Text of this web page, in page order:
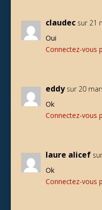
claudec sur 21
Oui
Connectez-vous
eddy sur 20
Ok
Connectez-vous
laure alicef
Ok
Connectez-vous